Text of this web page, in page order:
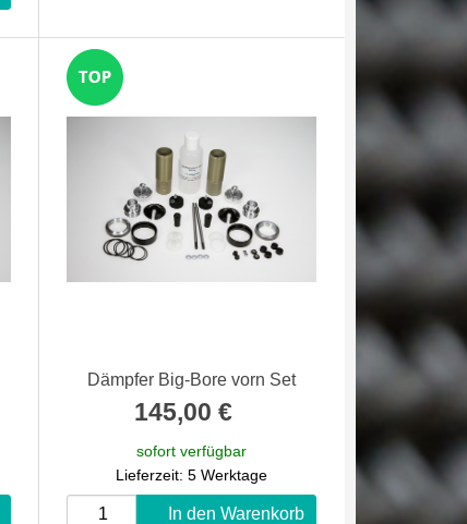
Dämpfer Big-Bore vorn Set
145,00 €
sofort verfügbar
Lieferzeit: 5 Werktage
In den Warenkorb